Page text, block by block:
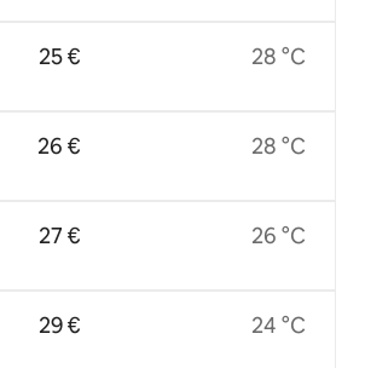
25 €
26 €
27 €
29 €
28 °C
28 °C
26 °C
24 °C